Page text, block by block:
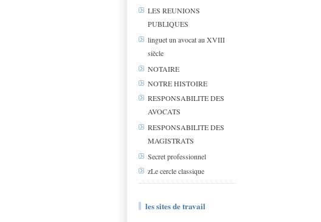
LES REUNIONS
PUBLIQUES
linguet un avocat au XVIII
siècle
NOTAIRE
NOTRE HISTOIRE
RESPONSABILITE DES
AVOCATS
RESPONSABILITE DES
MAGISTRATS
Secret professionnel
zLe cercle classique
les sites de travail